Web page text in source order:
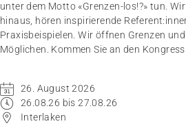
unter dem Motto «Grenzen-los!?» tun.
hinaus, hören inspirierende
Praxisbeispielen. Wir öffnen Grenzen
Möglichen. Kommen Sie an den
26. August 2026
26.08.26 bis 27.08.26
Interlaken